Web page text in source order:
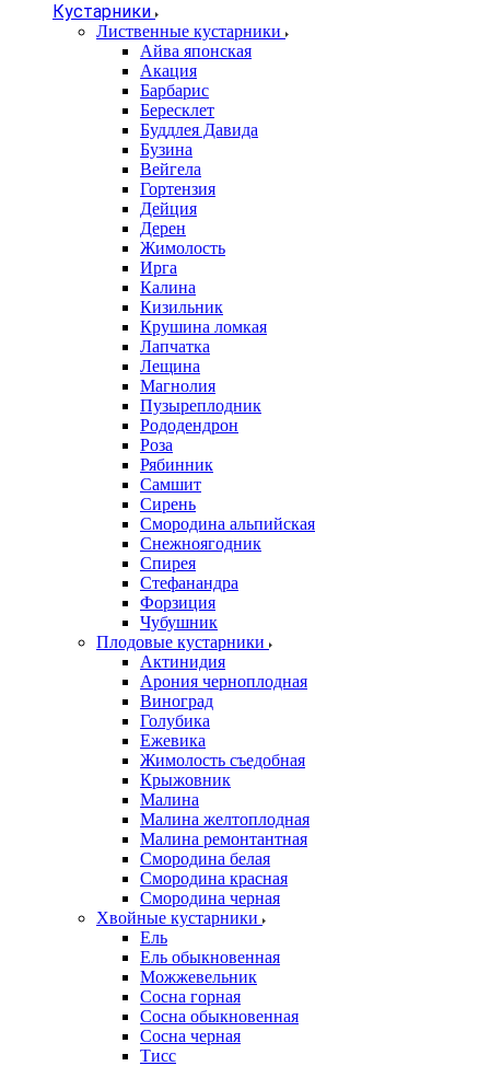
Кустарники
Лиственные кустарники
Айва японская
Акация
Барбарис
Бересклет
Буддлея Давида
Бузина
Вейгела
Гортензия
Дейция
Дерен
Жимолость
Ирга
Калина
Кизильник
Крушина ломкая
Лапчатка
Лещина
Магнолия
Пузыреплодник
Рододендрон
Роза
Рябинник
Самшит
Сирень
Смородина альпийская
Снежноягодник
Спирея
Стефанандра
Форзиция
Чубушник
Плодовые кустарники
Актинидия
Арония черноплодная
Виноград
Голубика
Ежевика
Жимолость съедобная
Крыжовник
Малина
Малина желтоплодная
Малина ремонтантная
Смородина белая
Смородина красная
Смородина черная
Хвойные кустарники
Ель
Ель обыкновенная
Можжевельник
Сосна горная
Сосна обыкновенная
Сосна черная
Тисс